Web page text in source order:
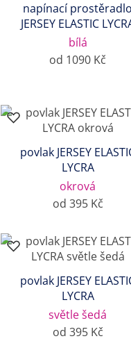
napínací prostěradlo
JERSEY ELASTIC
bílá
od 1090 Kč
povlak JERSEY
LYCRA
okrová
od 395 Kč
povlak JERSEY
LYCRA
světle šedá
od 395 Kč